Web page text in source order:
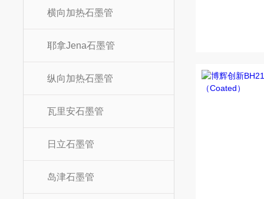
横向加热石墨管
耶拿Jena石墨管
纵向加热石墨管
瓦里安石墨管
日立石墨管
岛津石墨管